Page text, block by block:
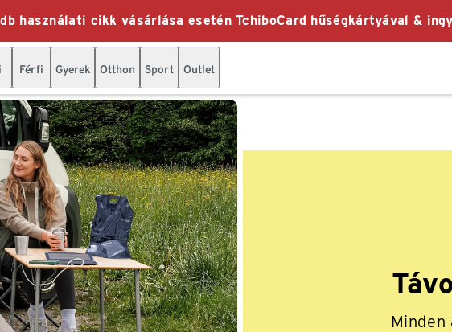
használati cikk vásárlása esetén TchiboCard hűségkártyával &
Férfi Gyerek Otthon Sport Outlet
Minden